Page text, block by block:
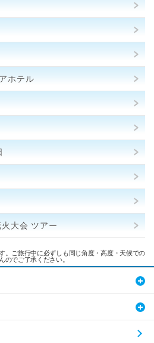
ホテル
大会 ツアー
。ご旅行中に必ずしも同じ角度・高度・天候での
のでご了承ください。